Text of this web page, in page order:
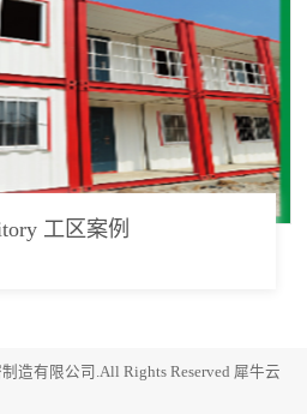
工区案例
造有限公司.All Rights Reserved 犀牛云